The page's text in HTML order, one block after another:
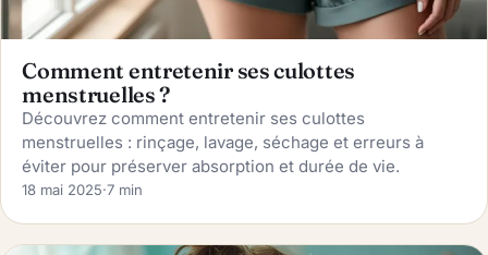
Comment entretenir ses culottes
menstruelles ?
Découvrez comment entretenir ses culottes
menstruelles : rinçage, lavage, séchage et erreurs à
éviter pour préserver absorption et durée de vie.
18 mai 2025·7 min